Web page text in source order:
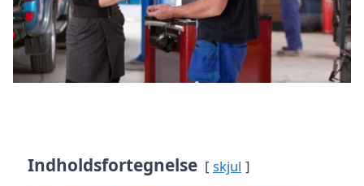
Indholdsfortegnelse skjul